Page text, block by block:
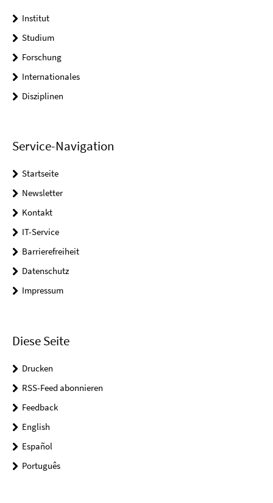
Institut
Studium
Forschung
Internationales
Disziplinen
Service-Navigation
Startseite
Newsletter
Kontakt
IT-Service
Barrierefreiheit
Datenschutz
Impressum
Diese Seite
Drucken
RSS-Feed abonnieren
Feedback
English
Español
Português